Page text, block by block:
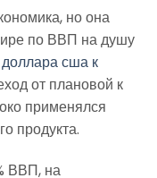
но она
по ВВП на душу
доллара сша к
от плановой к
применялся
продукта.
ВВП, на